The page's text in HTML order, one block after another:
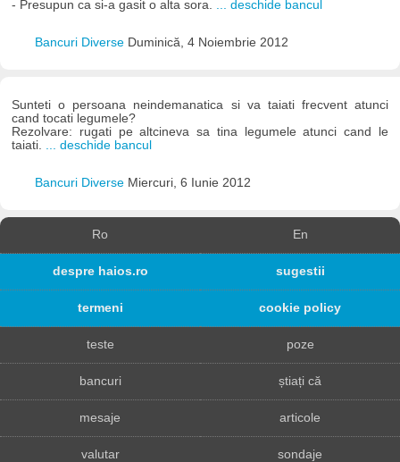
- Presupun ca si-a gasit o alta sora. ... deschide bancul
Bancuri Diverse Duminică, 4 Noiembrie 2012
Sunteti o persoana neindemanatica si va taiati frecvent atunci
cand tocati legumele?
Rezolvare: rugati pe altcineva sa tina legumele atunci cand le
taiati.
... deschide bancul
Bancuri Diverse Miercuri, 6 Iunie 2012
Ro En
despre haios.ro sugestii
termeni cookie policy
teste poze
bancuri știați că
mesaje articole
valutar sondaje